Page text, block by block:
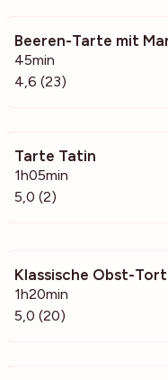
Beeren-Tarte mit
45min
4,6 (23)
Tarte Tatin
1h05min
5,0 (2)
Klassische Obst-
1h20min
5,0 (20)